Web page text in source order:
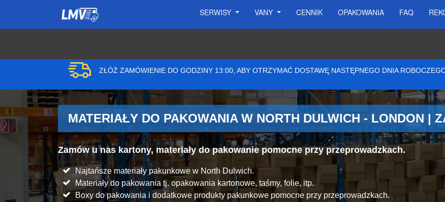
SERWISY VANY CENNIK OPAKOWANIA FAQ
ZŁÓŻ ZAMÓWIENIE DO GODZINY 13:00, ABY OTRZYMAĆ DOSTAWĘ NASTĘPNEGO DNIA
MATERIAŁY DO PAKOWANIA W NORTH DULWICH - LONDON |
Zamów u nas kartony, materiały do pakowanie pomocne przy przeprowadzkach.
Najtańsze materiały pakunkowe w North Dulwich.
Materiały do pakowania tj. opakowania kartonowe, taśmy, folie, itp.
Boxy do pakowania i dodatkowe produkty pakunkowe pomocne przy przeprowadzkach.